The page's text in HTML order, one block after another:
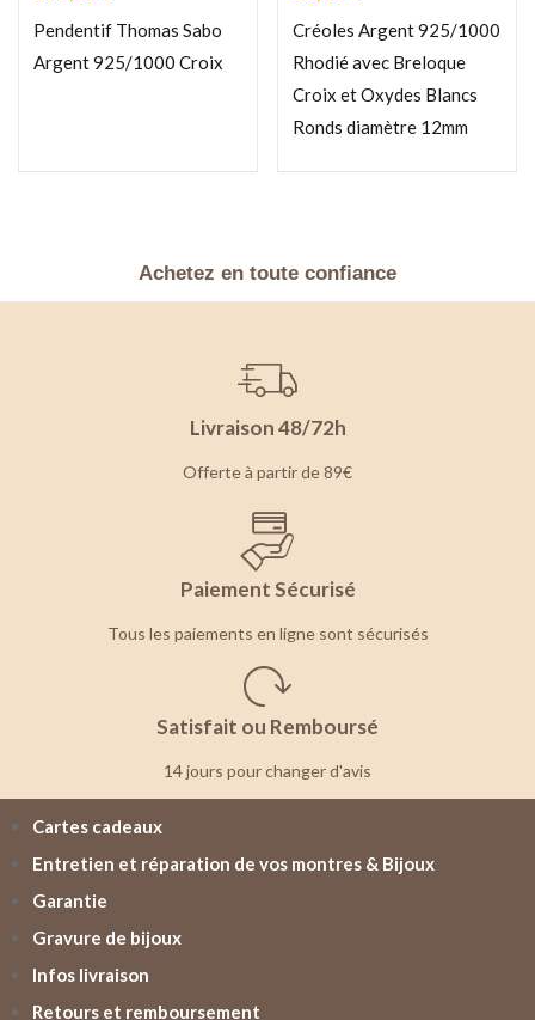
Pendentif Thomas Sabo
Argent 925/1000 Croix
Créoles Argent 925/1000
Rhodié avec Breloque
Croix et Oxydes Blancs
Ronds diamètre 12mm
Achetez en toute confiance
Livraison 48/72h
Offerte à partir de 89€
Paiement Sécurisé
Tous les paiements en ligne sont sécurisés
Satisfait ou Remboursé
14 jours pour changer d'avis
Cartes cadeaux
Entretien et réparation de vos montres & Bijoux
Garantie
Gravure de bijoux
Infos livraison
Retours et remboursement